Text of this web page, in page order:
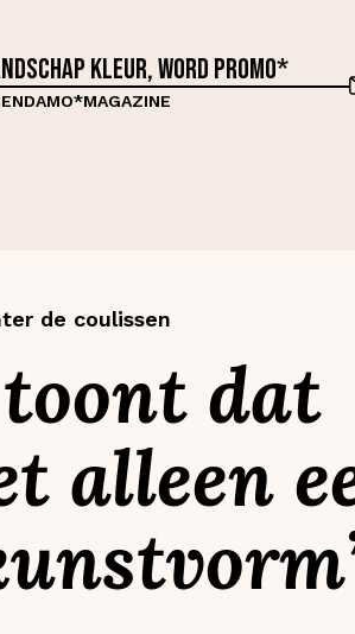
kleur, word proMO*
MO*MAGAZINE
de coulissen
dat
alleen